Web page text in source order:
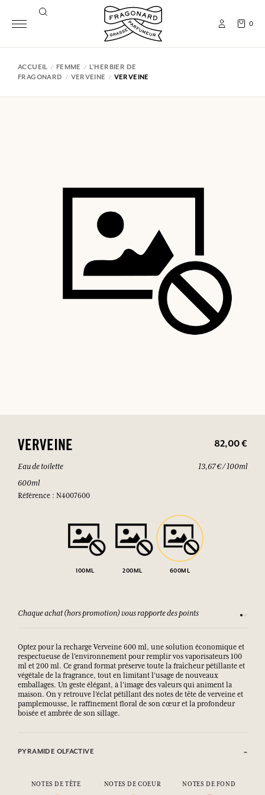
0
ACCUEIL FEMME
L'HERBIER DE
FRAGONARD
VERVEINE VERVEINE
VERVEINE 82,00 €
Eau de toilette
600ml
Référence : N4007600
13,67 € / 100ml
100ML 200ML 600ML
Chaque achat (hors promotion) vous rapporte des points
Optez pour la recharge Verveine 600 ml, une solution économique et
respectueuse de l’environnement pour remplir vos vaporisateurs 100
ml et 200 ml. Ce grand format préserve toute la fraîcheur pétillante et
végétale de la fragrance, tout en limitant l’usage de nouveaux
emballages. Un geste élégant, à l’image des valeurs qui animent la
maison. On y retrouve l’éclat pétillant des notes de tête de verveine et
pamplemousse, le raffinement floral de son cœur et la profondeur
boisée et ambrée de son sillage.
PYRAMIDE OLFACTIVE
NOTES DE TÊTE NOTES DE COEUR NOTES DE FOND